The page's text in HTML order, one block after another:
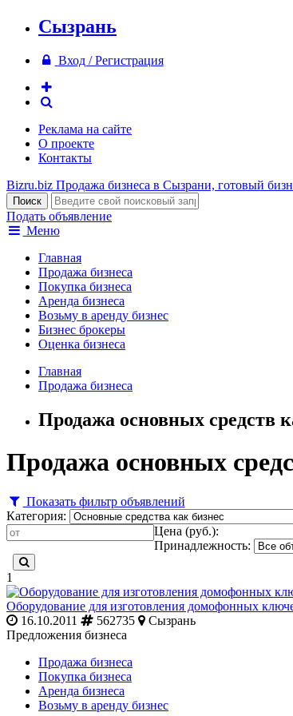
Сызрань
Вход / Регистрация
Реклама на сайте
О проекте
Контакты
Bizru.biz Продажа бизнеса в Сызрани, готовый
Подать объявление
Меню
Главная
Продажа бизнеса
Покупка бизнеса
Аренда бизнеса
Возьму в аренду бизнес
Бизнес брокеры
Оценка бизнеса
Главная
Продажа бизнеса
Продажа основных средств
Продажа основных
Показать фильтр объявлений
Категория:
Цена (руб.):
Принадлежность:
1
Оборудование для изготовления домофонных
16.10.2011
562735
Сызрань
Предложения бизнеса
Продажа бизнеса
Покупка бизнеса
Аренда бизнеса
Возьму в аренду бизнес